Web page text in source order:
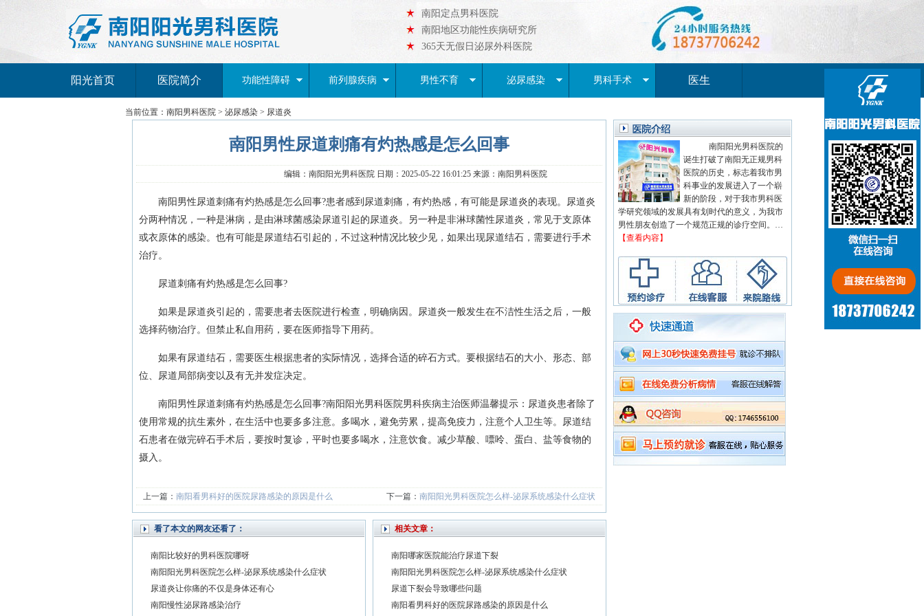
南阳定点男科医院
南阳地区功能性疾病研究所
365天无假日泌尿外科医院
阳光首页 医院简介 功能性障碍 前列腺疾病 男性不育 泌尿感染 男科手术 医生
当前位置： 南阳男科医院 > 泌尿感染 > 尿道炎
南阳男性尿道刺痛有灼热感是怎么回事
编辑：南阳阳光男科医院 日期：2025-05-22 16:01:25 来源：南阳男科医院
南阳男性尿道刺痛有灼热感是怎么回事?患者感到尿道刺痛，有灼热感，有可能是尿道炎的表现。尿道炎
分两种情况，一种是淋病，是由淋球菌感染尿道引起的尿道炎。另一种是非淋球菌性尿道炎，常见于支原体
或衣原体的感染。也有可能是尿道结石引起的，不过这种情况比较少见，如果出现尿道结石，需要进行手术
治疗。
尿道刺痛有灼热感是怎么回事?
如果是尿道炎引起的，需要患者去医院进行检查，明确病因。尿道炎一般发生在不洁性生活之后，一般
选择药物治疗。但禁止私自用药，要在医师指导下用药。
如果有尿道结石，需要医生根据患者的实际情况，选择合适的碎石方式。要根据结石的大小、形态、部
位、尿道局部病变以及有无并发症决定。
南阳男性尿道刺痛有灼热感是怎么回事?南阳阳光男科医院男科疾病主治医师温馨提示：尿道炎患者除了
使用常规的抗生素外，在生活中也要多多注意。多喝水，避免劳累，提高免疫力，注意个人卫生等。尿道结
石患者在做完碎石手术后，要按时复诊，平时也要多喝水，注意饮食。减少草酸、嘌呤、蛋白、盐等食物的
摄入。
上一篇： 南阳看男科好的医院尿路感染的原因是什么 下一篇： 南阳阳光男科医院怎么样-泌尿系统感染什么症状
看了本文的网友还看了：
南阳比较好的男科医院哪呀
南阳阳光男科医院怎么样-泌尿系统感染什么症状
尿道炎让你痛的不仅是身体还有心
南阳慢性泌尿路感染治疗
相关文章：
南阳哪家医院能治疗尿道下裂
南阳阳光男科医院怎么样-泌尿系统感染什么症状
尿道下裂会导致哪些问题
南阳看男科好的医院尿路感染的原因是什么
南阳阳光男科医院的
诞生打破了南阳无正规男科
医院的历史，标志着我市男
科事业的发展进入了一个崭
新的阶段，对于我市男科医
学研究领域的发展具有划时代的意义，为我市
男性朋友创造了一个规范正规的诊疗空间。…
【查看内容】